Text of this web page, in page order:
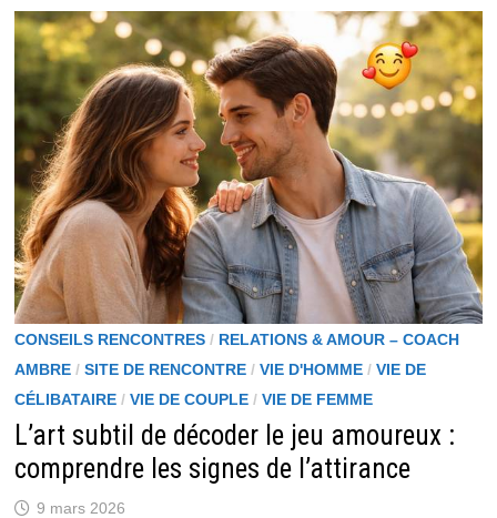
:
LA
MÉTHODE
EFFICACE
POUR
TRANSFORMER
VOS
MATCHS
EN
RELATIONS
RÉELLES
CONSEILS RENCONTRES/ RELATIONS & AMOUR – COACH
AMBRE/ SITE DE RENCONTRE/ VIE D'HOMME/ VIE DE
CÉLIBATAIRE/ VIE DE COUPLE/ VIE DE FEMME
L’art subtil de décoder le jeu amoureux :
comprendre les signes de l’attirance
9 mars 2026